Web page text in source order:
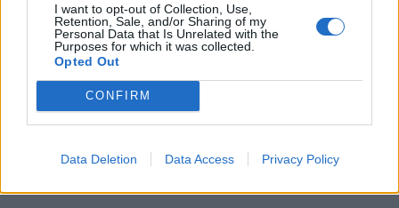
I want to opt-out of Collection, Use,
Retention, Sale, and/or Sharing of my
Personal Data that Is Unrelated with the
Purposes for which it was collected.
Opted Out
CONFIRM
Data Deletion Data Access Privacy Policy